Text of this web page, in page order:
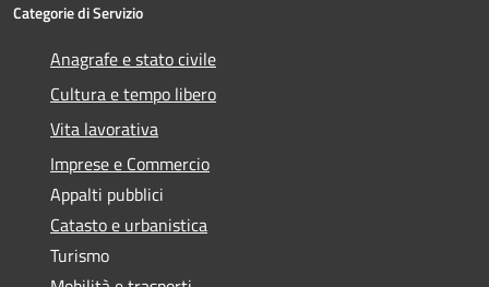
Categorie di Servizio
Anagrafe e stato civile
Cultura e tempo libero
Vita lavorativa
Imprese e Commercio
Appalti pubblici
Catasto e urbanistica
Turismo